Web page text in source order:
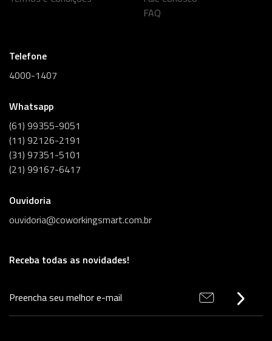
FAQ
Telefone
4000-1407
Whatsapp
(61) 99355-9051
(11) 92126-2191
(31) 97351-5101
(21) 99167-6417
Ouvidoria
ouvidoria@coworkingsmart.com.br
Receba todas as novidades!